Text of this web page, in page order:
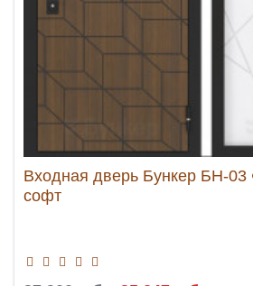
Входная дверь Бункер БН-
софт